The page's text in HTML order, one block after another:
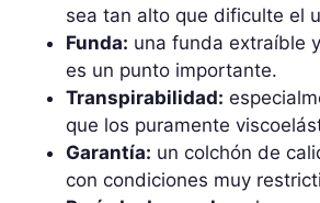
sea tan alto que dificulte el
Funda: una funda extraíble
es un punto importante.
Transpirabilidad:
que los puramente
Garantía: un colchón de
con condiciones muy